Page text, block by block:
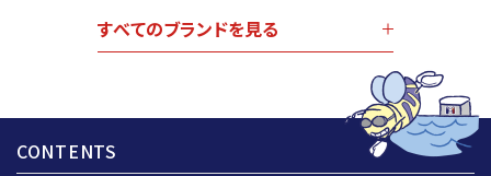
すべてのブランドを見る
CONTENTS